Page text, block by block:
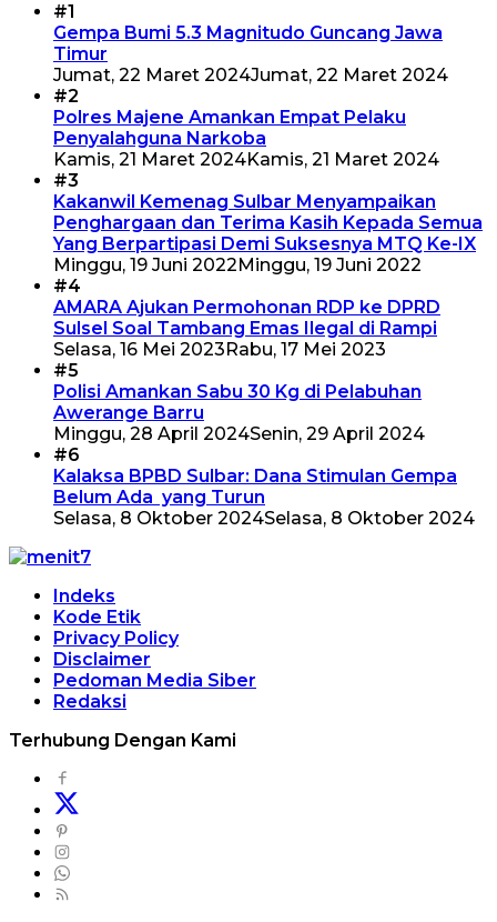
#1
Gempa Bumi 5.3 Magnitudo Guncang Jawa
Timur
Jumat, 22 Maret 2024Jumat, 22 Maret 2024
#2
Polres Majene Amankan Empat Pelaku
Penyalahguna Narkoba
Kamis, 21 Maret 2024Kamis, 21 Maret 2024
#3
Kakanwil Kemenag Sulbar Menyampaikan
Penghargaan dan Terima Kasih Kepada Semua
Yang Berpartipasi Demi Suksesnya MTQ Ke-IX
Minggu, 19 Juni 2022 Minggu, 19 Juni 2022
#4
AMARA Ajukan Permohonan RDP ke DPRD
Sulsel Soal Tambang Emas Ilegal di Rampi
Selasa, 16 Mei 2023 Rabu, 17 Mei 2023
#5
Polisi Amankan Sabu 30 Kg di Pelabuhan
Awerange Barru
Minggu, 28 April 2024Senin, 29 April 2024
#6
Kalaksa BPBD Sulbar: Dana Stimulan Gempa
Belum Ada yang Turun
Selasa, 8 Oktober 2024Selasa, 8 Oktober 2024
Indeks
Kode Etik
Privacy Policy
Disclaimer
Pedoman Media Siber
Redaksi
Terhubung Dengan Kami